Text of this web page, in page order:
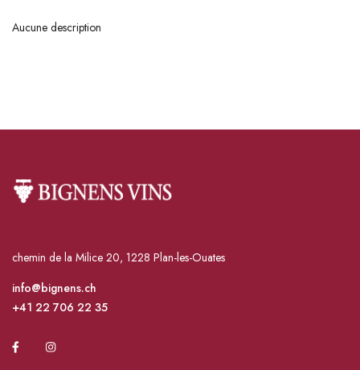
Aucune description
chemin de la Milice 20, 1228 Plan-les-Ouates
info@bignens.ch
+41 22 706 22 35